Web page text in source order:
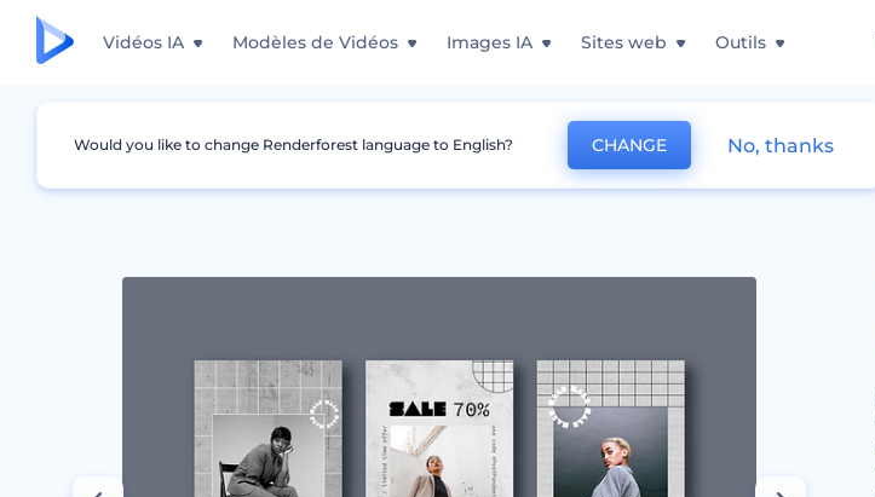
Vidéos IA Modèles de Vidéos Images IA Sites web Outils
Graphismes Story Instagram Modèles de vente post-pandémie
Would you like to change Renderforest language to English? CHANGE No, thanks